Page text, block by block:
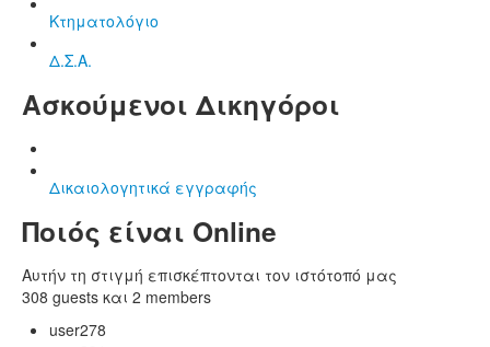
Κτηματολόγιο
Δ.Σ.Α.
Ασκούμενοι Δικηγόροι
Δικαιολογητικά εγγραφής
Ποιός είναι Online
Αυτήν τη στιγμή επισκέπτονται τον ιστότοπό μας
308 guests και 2 members
user278